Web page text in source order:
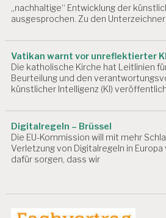
„nachhaltige“ Entwicklung der
ausgesprochen. Zu den
Vatikan warnt vor unreflektierter
Die katholische Kirche hat Leitlinien
Beurteilung und den
künstlicher Intelligenz (KI)
Digitalregeln – Brüssel
Die EU-Kommission will mit mehr
Verletzung von Digitalregeln in
dafür sorgen, dass wir